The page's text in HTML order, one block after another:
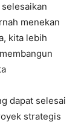
menekan
kita lebih
dapat selesai
strategis